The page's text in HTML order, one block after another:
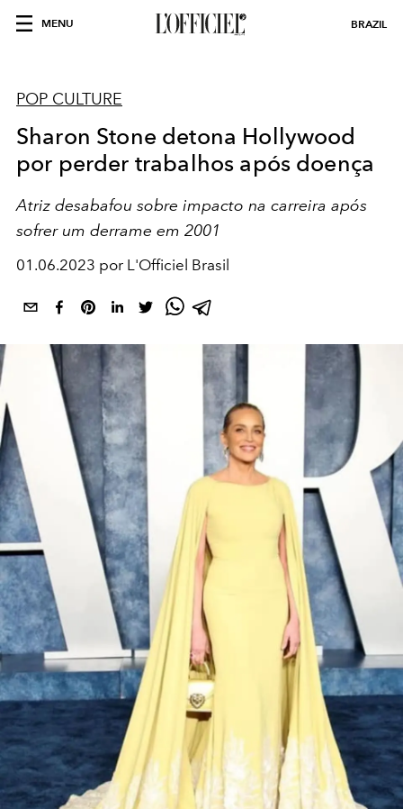
MENU BRAZIL
POP CULTURE
Sharon Stone detona Hollywood
por perder trabalhos após doença
Atriz desabafou sobre impacto na carreira após
sofrer um derrame em 2001
01.06.2023 por L'Officiel Brasil